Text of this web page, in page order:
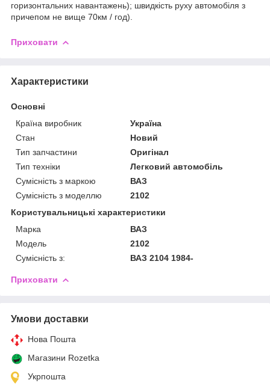
горизонтальних навантажень); швидкість руху автомобіля з
причепом не вище 70км / год).
Приховати
Характеристики
Основні
Країна виробник
Україна
Стан
Новий
Тип запчастини
Оригінал
Тип техніки
Легковий автомобіль
Сумісність з маркою
ВАЗ
Сумісність з моделлю
2102
Користувальницькі характеристики
Марка
ВАЗ
Модель
2102
Сумісність з:
ВАЗ 2104 1984-
Приховати
Умови доставки
Нова Пошта
Магазини Rozetka
Укрпошта